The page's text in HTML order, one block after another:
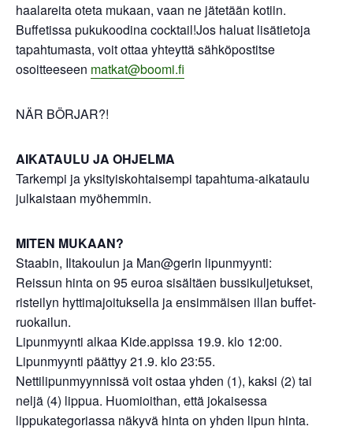
haalareita oteta mukaan, vaan ne jätetään kotiin.
Buffetissa pukukoodina cocktail!Jos haluat lisätietoja
tapahtumasta, voit ottaa yhteyttä sähköpostitse
osoitteeseen matkat@boomi.fi
NÄR BÖRJAR?!
AIKATAULU JA OHJELMA
Tarkempi ja yksityiskohtaisempi tapahtuma-aikataulu
julkaistaan myöhemmin.
MITEN MUKAAN?
Staabin, Iltakoulun ja Man@gerin lipunmyynti:
Reissun hinta on 95 euroa sisältäen bussikuljetukset,
risteilyn hyttimajoituksella ja ensimmäisen illan buffet-
ruokailun.
Lipunmyynti alkaa Kide.appissa 19.9. klo 12:00.
Lipunmyynti päättyy 21.9. klo 23:55.
Nettilipunmyynnissä voit ostaa yhden (1), kaksi (2) tai
neljä (4) lippua. Huomioithan, että jokaisessa
lippukategoriassa näkyvä hinta on yhden lipun hinta.